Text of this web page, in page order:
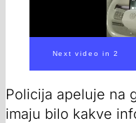
Policija apeluje na
imaju bilo kakve